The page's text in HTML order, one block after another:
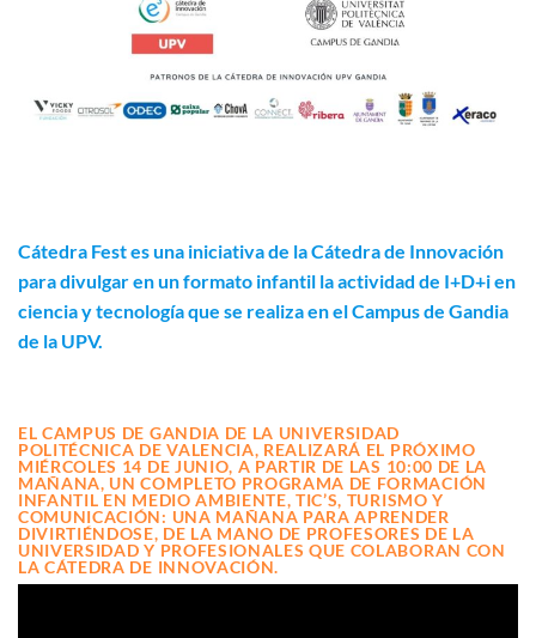
Cátedra Fest es una iniciativa de la Cátedra de Innovación
para divulgar en un formato infantil la actividad de I+D+i en
ciencia y tecnología que se realiza en el Campus de Gandia
de la UPV.
EL CAMPUS DE GANDIA DE LA UNIVERSIDAD
POLITÉCNICA DE VALENCIA, REALIZARÁ EL PRÓXIMO
MIÉRCOLES 14 DE JUNIO, A PARTIR DE LAS 10:00 DE LA
MAÑANA, UN COMPLETO PROGRAMA DE FORMACIÓN
INFANTIL EN MEDIO AMBIENTE, TIC’S, TURISMO Y
COMUNICACIÓN: UNA MAÑANA PARA APRENDER
DIVIRTIÉNDOSE, DE LA MANO DE PROFESORES DE LA
UNIVERSIDAD Y PROFESIONALES QUE COLABORAN CON
LA CÁTEDRA DE INNOVACIÓN.